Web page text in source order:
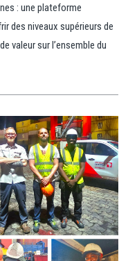
: une plateforme
des niveaux supérieurs de
valeur sur l’ensemble du